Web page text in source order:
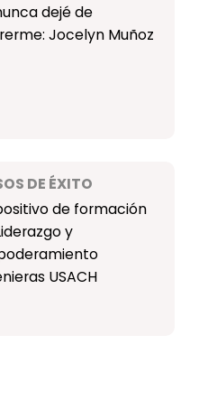
dejé de
Jocelyn Muñoz
DE ÉXITO
de formación
y
USACH